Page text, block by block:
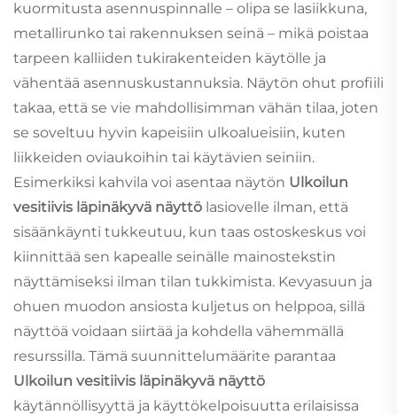
kuormitusta asennuspinnalle – olipa se lasiikkuna,
metallirunko tai rakennuksen seinä – mikä poistaa
tarpeen kalliiden tukirakenteiden käytölle ja
vähentää asennuskustannuksia. Näytön ohut profiili
takaa, että se vie mahdollisimman vähän tilaa, joten
se soveltuu hyvin kapeisiin ulkoalueisiin, kuten
liikkeiden oviaukoihin tai käytävien seiniin.
Esimerkiksi kahvila voi asentaa näytön Ulkoilun
vesitiivis läpinäkyvä näyttö lasiovelle ilman, että
sisäänkäynti tukkeutuu, kun taas ostoskeskus voi
kiinnittää sen kapealle seinälle mainostekstin
näyttämiseksi ilman tilan tukkimista. Kevyasuun ja
ohuen muodon ansiosta kuljetus on helppoa, sillä
näyttöä voidaan siirtää ja kohdella vähemmällä
resurssilla. Tämä suunnittelumäärite parantaa
Ulkoilun vesitiivis läpinäkyvä näyttö
käytännöllisyyttä ja käyttökelpoisuutta erilaisissa